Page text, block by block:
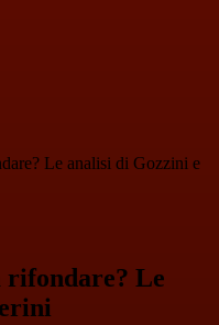
Le analisi di Gozzini e
rifondare? Le